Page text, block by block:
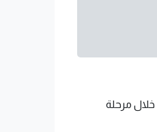
مرحلة